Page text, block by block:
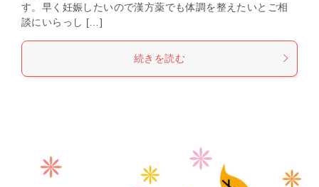
す。早く妊娠したいので漢方薬でも体調を整えたいとご相
談にいらっし […]
続きを読む